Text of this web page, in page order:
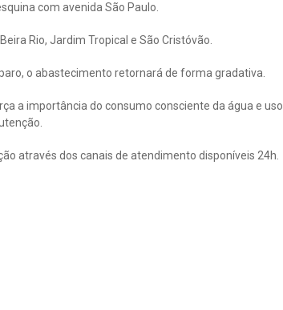
com avenida São Paulo.
Rio, Jardim Tropical e São Cristóvão.
o abastecimento retornará de forma gradativa.
a importância do consumo consciente da água e uso
através dos canais de atendimento disponíveis 24h.